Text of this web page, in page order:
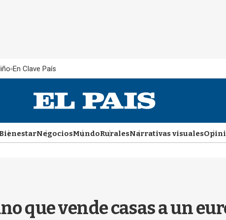
En Clave País
BienestarNegociosMundoRuralesNarrativas visuales
que vende casas a un